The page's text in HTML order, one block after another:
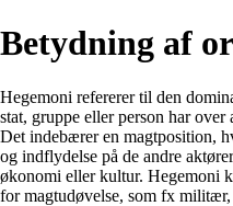
Betydning af
Hegemoni refererer til den
stat, gruppe eller person har over
Det indebærer en magtposition,
og indflydelse på de andre
økonomi eller kultur. Hegemoni
for magtudøvelse, som fx